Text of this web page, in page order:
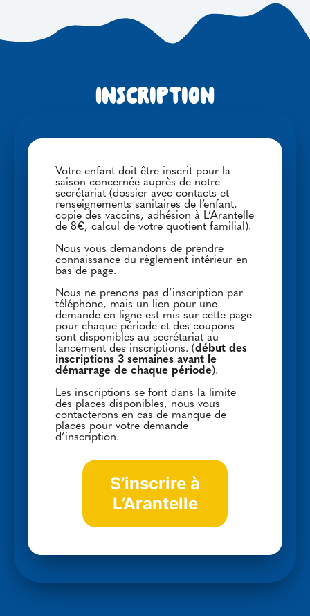
Inscription
Votre enfant doit être inscrit pour la
saison concernée auprès de notre
secrétariat (dossier avec contacts et
renseignements sanitaires de l’enfant,
copie des vaccins, adhésion à L’Arantelle
de 8€, calcul de votre quotient familial).
Nous vous demandons de prendre
connaissance du règlement intérieur en
bas de page.
Nous ne prenons pas d’inscription par
téléphone, mais un lien pour une
demande en ligne est mis sur cette page
pour chaque période et des coupons
sont disponibles au secrétariat au
lancement des inscriptions. (début des
inscriptions 3 semaines avant le
démarrage de chaque période).
Les inscriptions se font dans la limite
des places disponibles, nous vous
contacterons en cas de manque de
places pour votre demande
d’inscription.
S’inscrire à
L’Arantelle